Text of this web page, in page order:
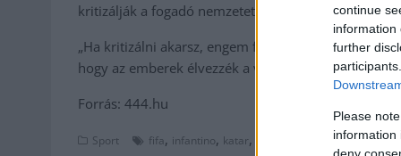
continue
information
further
Please
information
deny
kritizálják a fogadó nemzetet.
„Ha kritizálni akarsz, engem feszíts keresztre.
hogy az emberek élvezzék a világbajnokságot!”
Forrás: 444.hu
Sport fifa, infantino, katar,